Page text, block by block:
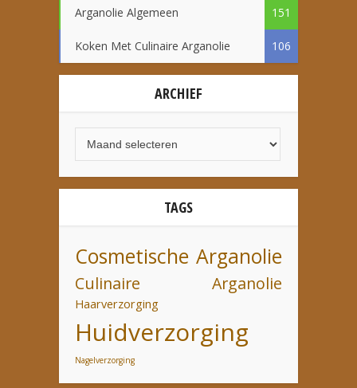
Arganolie Algemeen 151
Koken Met Culinaire Arganolie 106
ARCHIEF
TAGS
Cosmetische Arganolie
Culinaire Arganolie
Haarverzorging
Huidverzorging
Nagelverzorging